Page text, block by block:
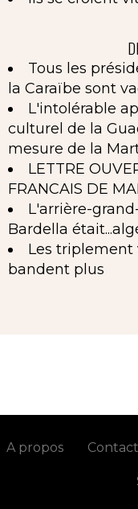
Tous les
la Caraïbe sont
L'intolérable
culturel de la
mesure de la
LETTRE
FRANCAIS DE
L'arrière-
Bardella
Les triplement
bandent plus
A propos Contact